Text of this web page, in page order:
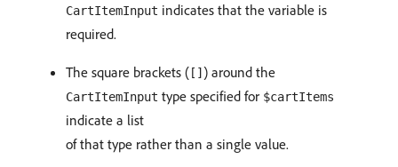
CartItemInput indicates that the variable is
required.
The square brackets ( [] ) around the
CartItemInput type specified for $cartItems
indicate a list
of that type rather than a single value.